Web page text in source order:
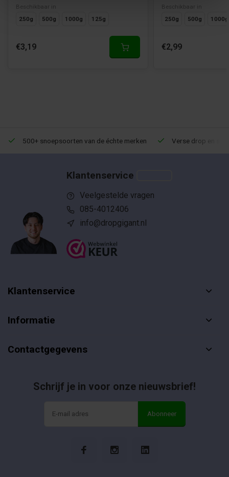
Beschikbaar in
250g
500g 1000g 125g
€3,19
Beschikbaar in
250g
500g 1000g
€2,99
500+ snoepsoorten van de échte merken Verse drop en
Klantenservice
Veelgestelde vragen
085-4012406
info@dropgigant.nl
Klantenservice
Informatie
Contactgegevens
Schrijf je in voor onze nieuwsbrief!
Abonneer